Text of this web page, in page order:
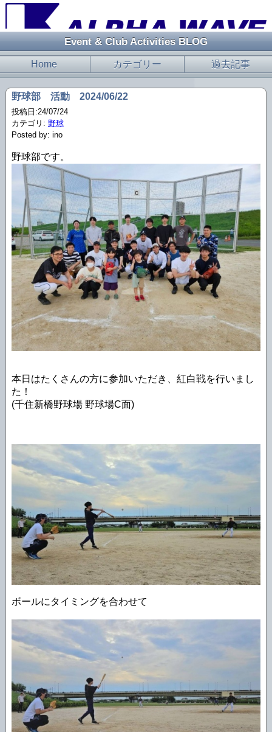
Event & Club Activities BLOG
Home カテゴリー 過去記事
野球部 活動 2024/06/22
投稿日:24/07/24
カテゴリ: 野球
Posted by: ino
野球部です。
本日はたくさんの方に参加いただき、紅白戦を行いまし
た！
(千住新橋野球場 野球場C面)
ボールにタイミングを合わせて